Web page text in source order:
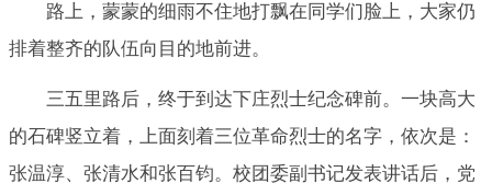
路上，蒙蒙的细雨不住地打飘在同学们脸上，大家仍
排着整齐的队伍向目的地前进。
三五里路后，终于到达下庄烈士纪念碑前。一块高大
的石碑竖立着，上面刻着三位革命烈士的名字，依次是：
张温淳、张清水和张百钧。校团委副书记发表讲话后，党